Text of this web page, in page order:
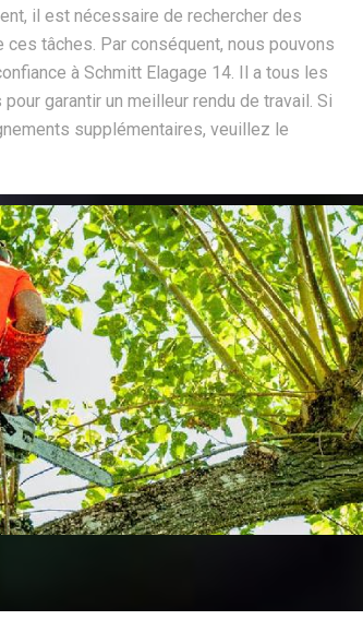
il est nécessaire de rechercher des
tâches. Par conséquent, nous pouvons
à Schmitt Elagage 14. Il a tous les
garantir un meilleur rendu de travail. Si
supplémentaires, veuillez le